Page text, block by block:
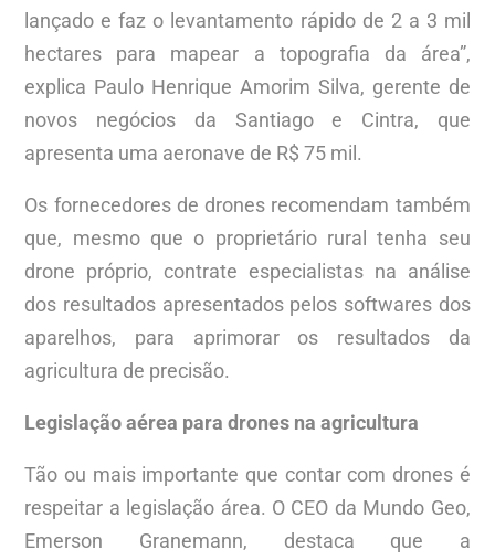
lançado e faz o levantamento rápido de 2 a 3 mil
hectares para mapear a topografia da área”,
explica Paulo Henrique Amorim Silva, gerente de
novos negócios da Santiago e Cintra, que
apresenta uma aeronave de R$ 75 mil.
Os fornecedores de drones recomendam também
que, mesmo que o proprietário rural tenha seu
drone próprio, contrate especialistas na análise
dos resultados apresentados pelos softwares dos
aparelhos, para aprimorar os resultados da
agricultura de precisão.
Legislação aérea para drones na agricultura
Tão ou mais importante que contar com drones é
respeitar a legislação área. O CEO da Mundo Geo,
Emerson Granemann, destaca que a